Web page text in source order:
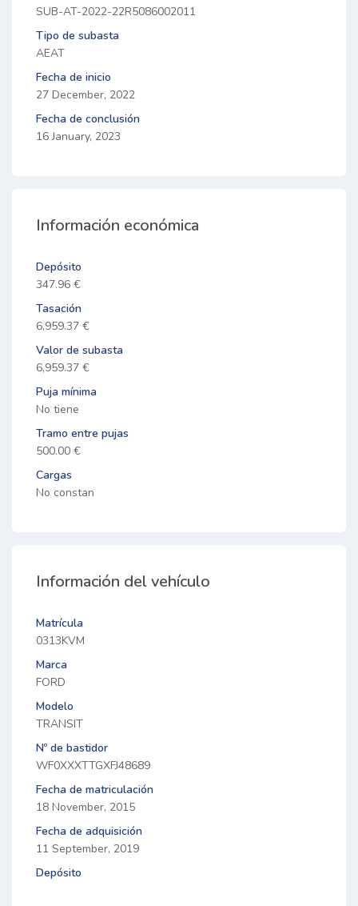
SUB-AT-2022-22R5086002011
Tipo de subasta
AEAT
Fecha de inicio
27 December, 2022
Fecha de conclusión
16 January, 2023
Información económica
Depósito
347.96 €
Tasación
6,959.37 €
Valor de subasta
6,959.37 €
Puja mínima
No tiene
Tramo entre pujas
500.00 €
Cargas
No constan
Información del vehículo
Matrícula
0313KVM
Marca
FORD
Modelo
TRANSIT
Nº de bastidor
WF0XXXTTGXFJ48689
Fecha de matriculación
18 November, 2015
Fecha de adquisición
11 September, 2019
Depósito